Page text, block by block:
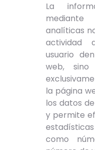
La
analíticas
actividad
usuario
web,
la página
los datos
y permite
como